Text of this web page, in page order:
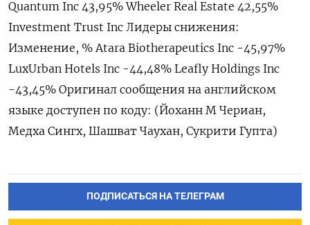
Quantum Inc 43,95% Wheeler Real Estate 42,55%
Investment Trust Inc Лидеры снижения:
Изменение, % Atara Biotherapeutics Inc -45,97%
LuxUrban Hotels Inc -44,48% Leafly Holdings Inc
-43,45% Оригинал сообщения на английском
языке доступен по коду: (Йоханн М Чериан,
Медха Сингх, Шашват Чаухан, Сукрити Гупта)
ПОДПИСАТЬСЯ НА ТЕЛЕГРАМ